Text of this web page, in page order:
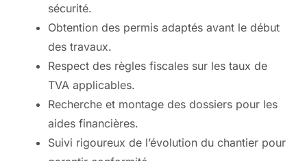
sécurité.
Obtention des permis adaptés avant le début
des travaux.
Respect des règles fiscales sur les taux de
TVA applicables.
Recherche et montage des dossiers pour les
aides financières.
Suivi rigoureux de l’évolution du chantier pour